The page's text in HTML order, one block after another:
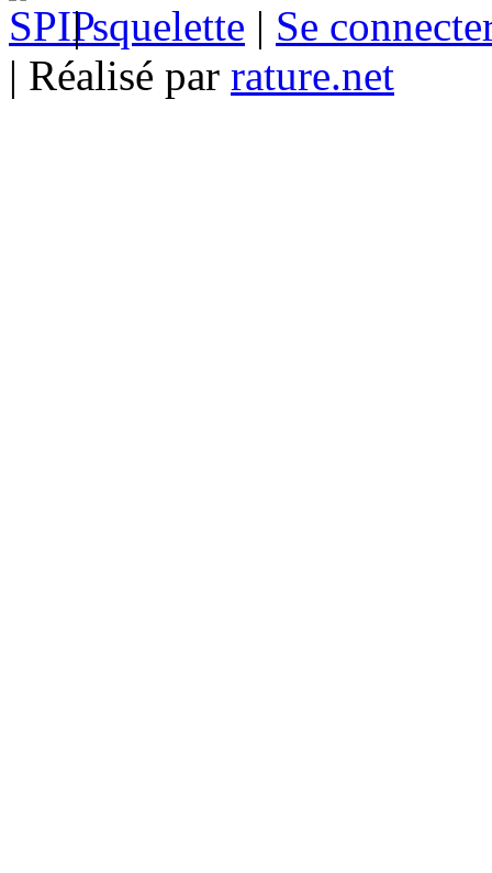
|squelette | Se
| Réalisé par rature.net